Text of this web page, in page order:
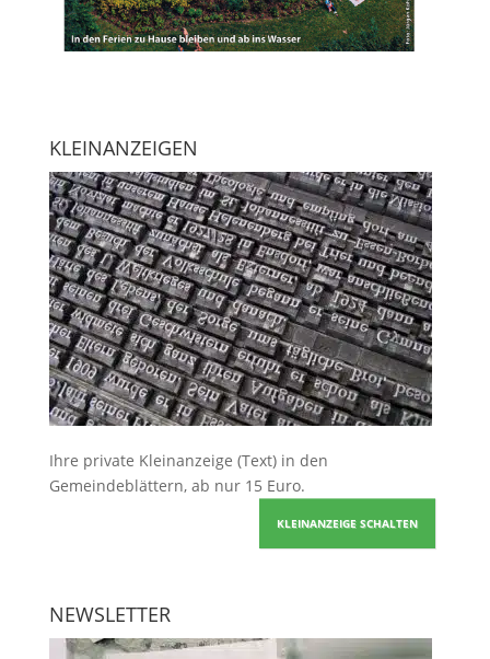
KLEINANZEIGEN
Ihre private Kleinanzeige (Text) in den
Gemeindeblättern, ab nur 15 Euro.
KLEINANZEIGE SCHALTEN
NEWSLETTER